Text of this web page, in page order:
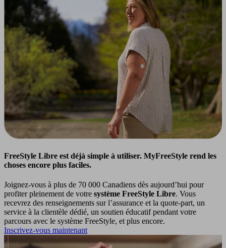
FreeStyle Libre est déjà simple à utiliser. MyFreeStyle rend les
choses encore plus faciles.
Joignez-vous à plus de 70 000 Canadiens dès aujourd’hui pour
profiter pleinement de votre système FreeStyle Libre. Vous
recevrez des renseignements sur l’assurance et la quote-part, un
service à la clientèle dédié, un soutien éducatif pendant votre
parcours avec le système FreeStyle, et plus encore.
Inscrivez-vous maintenant